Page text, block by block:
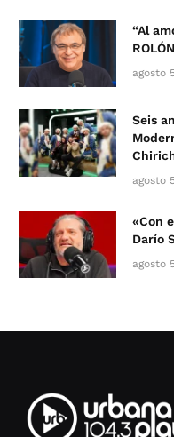
“Al
ROLÓN
agosto
Seis
agosto
«Con
Darío
agosto